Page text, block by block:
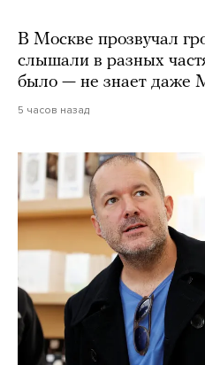
В Москве прозвучал
слышали в разных
было — не знает даже
5 часов назад